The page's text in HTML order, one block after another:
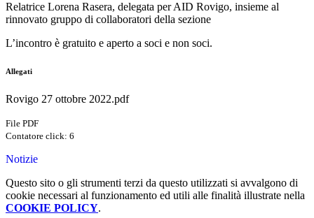
Relatrice Lorena Rasera, delegata per AID Rovigo, insieme al
rinnovato gruppo di collaboratori della sezione
L’incontro è gratuito e aperto a soci e non soci.
Allegati
Rovigo 27 ottobre 2022.pdf
File PDF
Contatore click: 6
Notizie
Questo sito o gli strumenti terzi da questo utilizzati si avvalgono di
cookie necessari al funzionamento ed utili alle finalità illustrate nella
COOKIE POLICY.